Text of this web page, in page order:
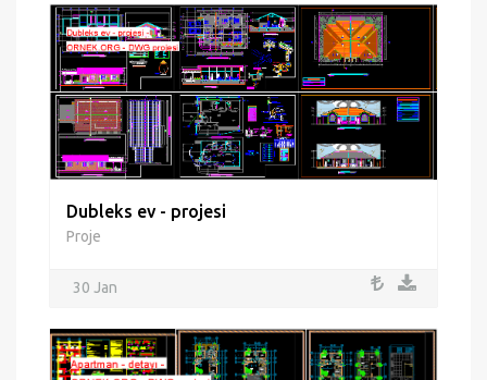
Dubleks ev - projesi
Proje
30 Jan